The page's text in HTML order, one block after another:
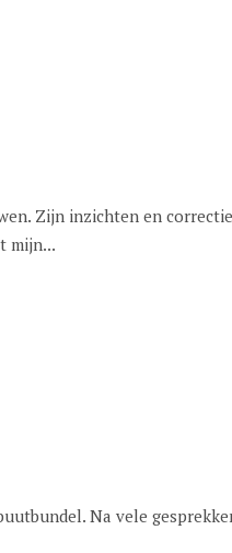
Zijn inzichten en
mijn...
Na vele